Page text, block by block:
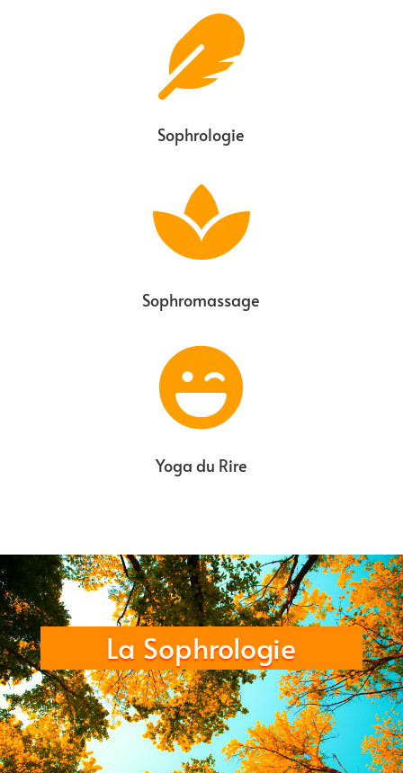

Sophrologie

Sophromassage

Yoga du Rire
La Sophrologie